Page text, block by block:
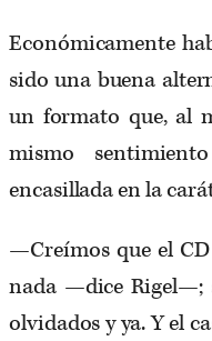
Económicamente
sido una buena
un formato que, al
mismo
encasillada en la
—Creímos que el
nada —dice Rigel—;
olvidados y ya. Y el